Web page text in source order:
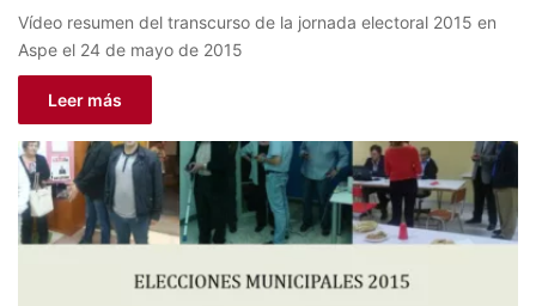
Vídeo resumen del transcurso de la jornada electoral 2015 en
Aspe el 24 de mayo de 2015
Leer más